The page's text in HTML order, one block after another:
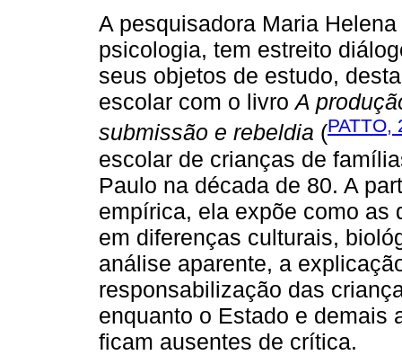
A pesquisadora Maria
psicologia, tem estreito
seus objetos de estudo,
escolar com o livroA
submissão e rebeldia (PATTO,
escolar de crianças de
Paulo na década de 80. A
empírica, ela expõe como as
em diferenças culturais,
análise aparente, a
responsabilização das
enquanto o Estado e demais
ficam ausentes de crítica.